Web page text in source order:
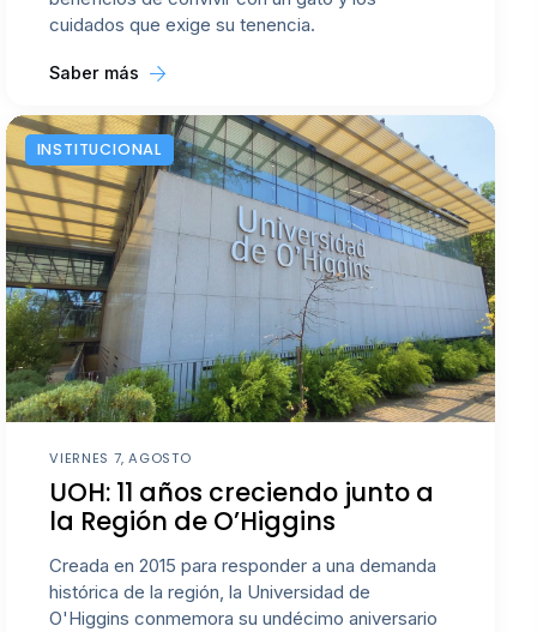
cuidados que exige su tenencia.
Saber más
INSTITUCIONAL
VIERNES 7, AGOSTO
UOH: 11 años creciendo junto a
la Región de O’Higgins
Creada en 2015 para responder a una demanda
histórica de la región, la Universidad de
O'Higgins conmemora su undécimo aniversario